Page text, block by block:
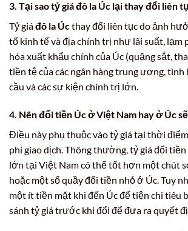
3. Tại sao tỷ giáđô la Úc lại thay đổi liên
Tỷ giáđô la Úcthay đổi liên tục do ảnh
tố kinh tế và địa chính trị như lãi suất, lạm
hóa xuất khẩu chính của Úc (quặng sắt,
tiền tệ của các ngân hàng trung ương,
cầu và các sự kiện chính trị lớn.
4. Nên đổitiền Úcở Việt Nam hay ở Úc
Điều này phụ thuộc vào tỷ giá tại thời
phí giao dịch. Thông thường, tỷ giá đổi
lớn tại Việt Nam có thể tốt hơn một chút
hoặc một số quầy đổi tiền nhỏ ở Úc. Tuy
một ít tiền mặt khi đến Úc để tiện chi tiêu
sánh tỷ giá trước khi đổi để đưa ra quyết